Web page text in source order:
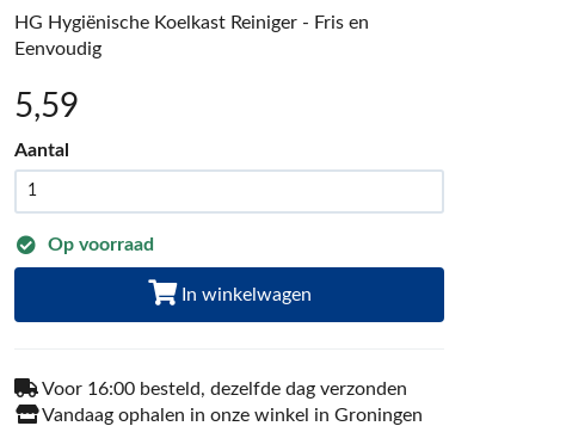
HG Hygiënische Koelkast Reiniger - Fris en
Eenvoudig
5,59
Aantal
Op voorraad
In winkelwagen
Voor 16:00 besteld, dezelfde dag verzonden
Vandaag ophalen in onze winkel in Groningen